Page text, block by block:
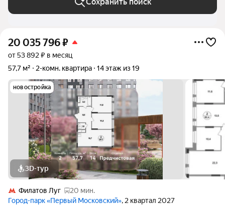
20 035 796₽
от 53 892 ₽ в месяц
57,7 м²
2-комн. квартира 14 этаж из 19
новостройка
3D-тур
Филатов Луг
20 мин.
Город-парк «Первый Московский», 2 квартал 2027